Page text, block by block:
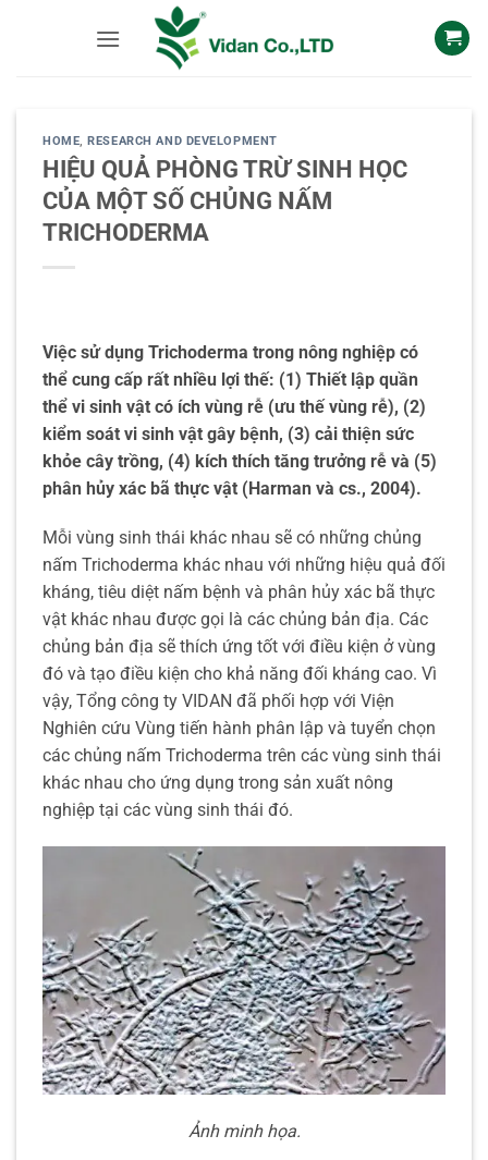
HOME,RESEARCH AND DEVELOPMENT
HIỆU QUẢ PHÒNG TRỪ SINH HỌC
CỦA MỘT SỐ CHỦNG NẤM
TRICHODERMA
Việc sử dụng Trichoderma trong nông nghiệp có
thể cung cấp rất nhiều lợi thế: (1) Thiết lập quần
thể vi sinh vật có ích vùng rễ (ưu thế vùng rễ), (2)
kiểm soát vi sinh vật gây bệnh, (3) cải thiện sức
khỏe cây trồng, (4) kích thích tăng trưởng rễ và (5)
phân hủy xác bã thực vật (Harman và cs., 2004).
Mỗi vùng sinh thái khác nhau sẽ có những chủng
nấm Trichoderma khác nhau với những hiệu quả đối
kháng, tiêu diệt nấm bệnh và phân hủy xác bã thực
vật khác nhau được gọi là các chủng bản địa. Các
chủng bản địa sẽ thích ứng tốt với điều kiện ở vùng
đó và tạo điều kiện cho khả năng đối kháng cao. Vì
vậy, Tổng công ty VIDAN đã phối hợp với Viện
Nghiên cứu Vùng tiến hành phân lập và tuyển chọn
các chủng nấm Trichoderma trên các vùng sinh thái
khác nhau cho ứng dụng trong sản xuất nông
nghiệp tại các vùng sinh thái đó.
Ảnh minh họa.